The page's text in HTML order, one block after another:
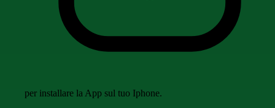
per installare la App sul tuo Iphone.